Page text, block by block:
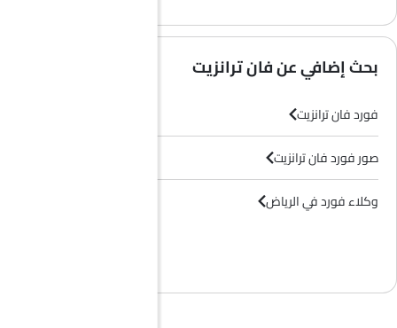
بحث إضافي عن فان ترانزيت
فورد فان ترانزيت
صور فورد فان ترانزيت
وكلاء فورد في الرياض‎